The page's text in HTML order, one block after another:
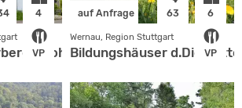
4
VPHohenstaufen
auf Anfrage 63 6
VP
Wernau, Region Stuttgart
Bildungshäuser